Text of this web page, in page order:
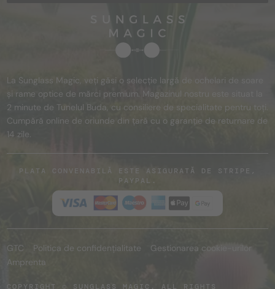
La Sunglass Magic, veți găsi o selecție largă de ochelari de soare
și rame optice de mărci premium. Magazinul nostru este situat la
2 minute de Tunelul Buda, cu consiliere de specialitate pentru toți.
Cumpără online de oriunde din țară cu o garanție de returnare de
14 zile.
PLATA CONVENABILĂ ESTE ASIGURATĂ DE STRIPE,
PAYPAL.
GTC Politica de confidențialitate
Gestionarea cookie-urilor
Amprenta
COPYRIGHT © SUNGLASS MAGIC. ALL RIGHTS